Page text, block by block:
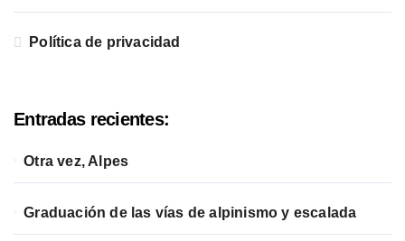
Política de privacidad
Entradas recientes:
Otra vez, Alpes
Graduación de las vías de alpinismo y escalada